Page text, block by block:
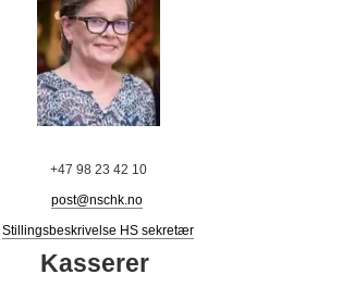
+47 98 23 42 10
post@nschk.no
Stillingsbeskrivelse HS sekretær
Kasserer